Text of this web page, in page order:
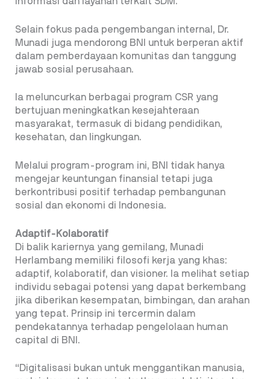
Selain fokus pada pengembangan internal, Dr.
Munadi juga mendorong BNI untuk berperan aktif
dalam pemberdayaan komunitas dan tanggung
jawab sosial perusahaan.
Ia meluncurkan berbagai program CSR yang
bertujuan meningkatkan kesejahteraan
masyarakat, termasuk di bidang pendidikan,
kesehatan, dan lingkungan.
Melalui program-program ini, BNI tidak hanya
mengejar keuntungan finansial tetapi juga
berkontribusi positif terhadap pembangunan
sosial dan ekonomi di Indonesia.
Adaptif-Kolaboratif
Di balik kariernya yang gemilang, Munadi
Herlambang memiliki filosofi kerja yang khas:
adaptif, kolaboratif, dan visioner. Ia melihat setiap
individu sebagai potensi yang dapat berkembang
jika diberikan kesempatan, bimbingan, dan arahan
yang tepat. Prinsip ini tercermin dalam
pendekatannya terhadap pengelolaan human
capital di BNI.
“Digitalisasi bukan untuk menggantikan manusia,